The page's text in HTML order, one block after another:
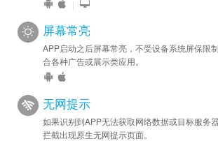
|
屏幕常亮
APP启动之后屏幕常亮，不受设备系统屏保限
合各种广告或展示类应用。
无网提示
如果识别到APP无法获取网络数据或目标服务
拦截出现原生无网提示页面。